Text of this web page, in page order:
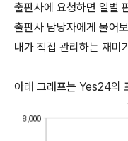
출판사에 요청하면 일별
출판사 담당자에게 물어
내가 직접 관리하는 재미
아래 그래프는 Yes24의